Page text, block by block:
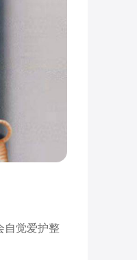
自觉爱护整